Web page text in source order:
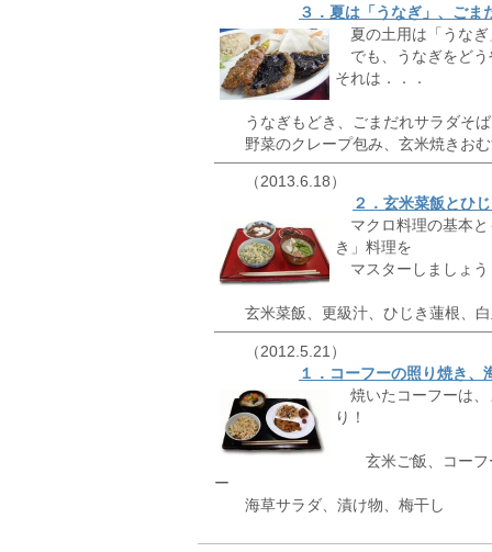
３．夏は「うなぎ」、ごま
夏の土用は「うなぎ
でも、うなぎをどう
それは．．．
うなぎもどき、ごまだれサラダそば
野菜のクレープ包み、玄米焼きおむ
（2013.6.18）
２．玄米菜飯とひ
マクロ料理の基本と
き」料理を
マスターしましょう
玄米菜飯、更級汁、ひじき蓮根、白
（2012.5.21）
１．コーフーの照り焼き、
焼いたコーフーは、
り！
玄米ご飯、コーフ
ー
海草サラダ、漬け物、梅干し